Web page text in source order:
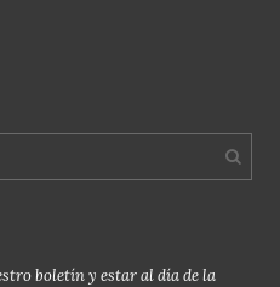
boletín y estar al día de la